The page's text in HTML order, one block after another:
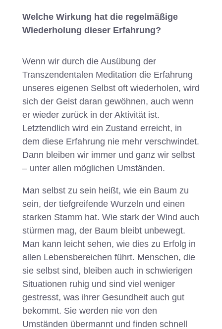
Welche Wirkung hat die regelmäßige
Wiederholung dieser Erfahrung?
Wenn wir durch die Ausübung der
Transzendentalen Meditation die Erfahrung
unseres eigenen Selbst oft wiederholen, wird
sich der Geist daran gewöhnen, auch wenn
er wieder zurück in der Aktivität ist.
Letztendlich wird ein Zustand erreicht, in
dem diese Erfahrung nie mehr verschwindet.
Dann bleiben wir immer und ganz wir selbst
– unter allen möglichen Umständen.
Man selbst zu sein heißt, wie ein Baum zu
sein, der tiefgreifende Wurzeln und einen
starken Stamm hat. Wie stark der Wind auch
stürmen mag, der Baum bleibt unbewegt.
Man kann leicht sehen, wie dies zu Erfolg in
allen Lebensbereichen führt. Menschen, die
sie selbst sind, bleiben auch in schwierigen
Situationen ruhig und sind viel weniger
gestresst, was ihrer Gesundheit auch gut
bekommt. Sie werden nie von den
Umständen übermannt und finden schnell